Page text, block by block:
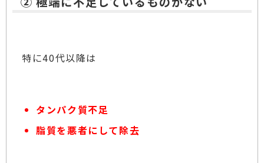
特に40代以降は
タンパク質不足
脂質を悪者にして除去